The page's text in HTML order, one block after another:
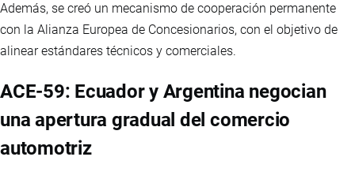
Además, se creó un mecanismo de cooperación permanente
con la Alianza Europea de Concesionarios, con el objetivo de
alinear estándares técnicos y comerciales.
ACE-59: Ecuador y Argentina negocian
una apertura gradual del comercio
automotriz